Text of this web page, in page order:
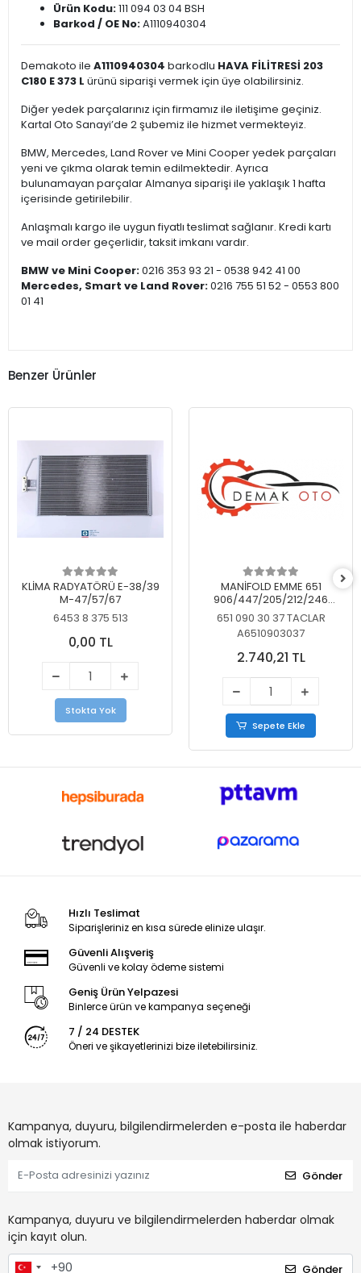
Ürün Kodu:111 094 03 04 BSH
Barkod / OE No:A1110940304
Demakoto ile A1110940304 barkodlu HAVA FİLİTRESİ 203
C180 E 373 L ürünü siparişi vermek için üye olabilirsiniz.
Diğer yedek parçalarınız için firmamız ile iletişime geçiniz.
Kartal Oto Sanayi’de 2 şubemiz ile hizmet vermekteyiz.
BMW, Mercedes, Land Rover ve Mini Cooper yedek parçaları
yeni ve çıkma olarak temin edilmektedir. Ayrıca
bulunamayan parçalar Almanya siparişi ile yaklaşık 1 hafta
içerisinde getirilebilir.
Anlaşmalı kargo ile uygun fiyatlı teslimat sağlanır. Kredi kartı
ve mail order geçerlidir, taksit imkanı vardır.
BMW ve Mini Cooper:0216 353 93 21 - 0538 942 41 00
Mercedes, Smart ve Land Rover:0216 755 51 52 - 0553 800
01 41
Benzer Ürünler
KLİMA RADYATÖRÜ E-38/39
M-47/57/67
6453 8 375 513
0,00 TL
Stokta Yok
MANİFOLD EMME 651
906/447/205/212/246
KELEBEKSİZ
651 090 30 37 TACLAR
A6510903037
2.740,21 TL
Sepete Ekle
Hızlı Teslimat
Siparişleriniz en kısa sürede elinize ulaşır.
Güvenli Alışveriş
Güvenli ve kolay ödeme sistemi
Geniş Ürün Yelpazesi
Binlerce ürün ve kampanya seçeneği
7 / 24 DESTEK
Öneri ve şikayetlerinizi bize iletebilirsiniz.
Kampanya, duyuru, bilgilendirmelerden e-posta ile haberdar
olmak istiyorum.
Gönder
Kampanya, duyuru ve bilgilendirmelerden haberdar olmak
için kayıt olun.
Gönder